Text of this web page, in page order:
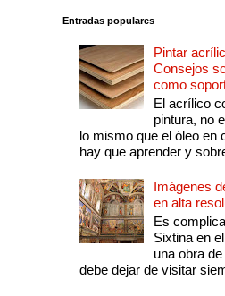
Entradas populares
Pintar
Consejos
como
El acrílico
pintura, no
lo mismo que el óleo en
hay que aprender y
Imágenes
en alta
Es
Sixtina en
una obra
debe dejar de visitar